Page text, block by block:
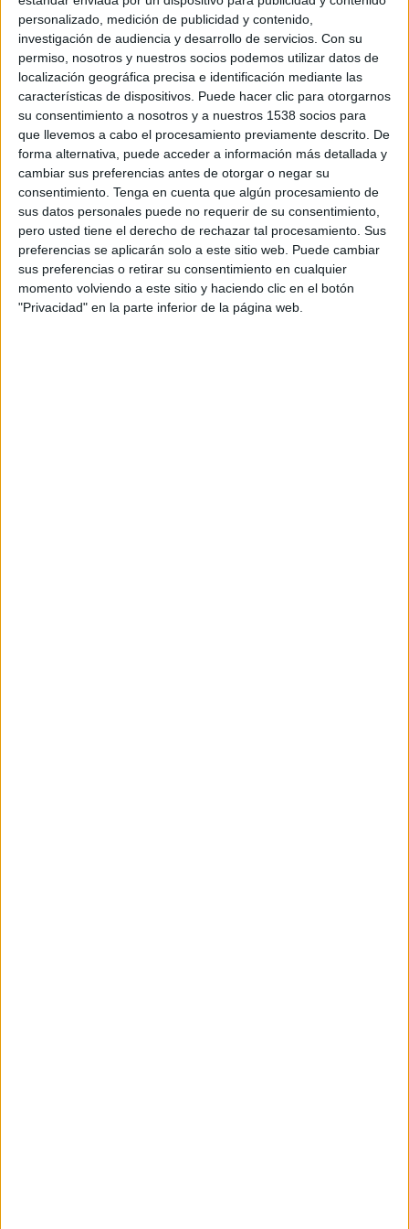
personalizado, medición de publicidad y contenido,
investigación de audiencia y desarrollo de servicios. Con su
permiso, nosotros y nuestros socios podemos utilizar datos de
localización geográfica precisa e identificación mediante las
características de dispositivos. Puede hacer clic para otorgarnos
su consentimiento a nosotros y a nuestros 1538 socios para
que llevemos a cabo el procesamiento previamente descrito. De
forma alternativa, puede acceder a información más detallada y
cambiar sus preferencias antes de otorgar o negar su
consentimiento. Tenga en cuenta que algún procesamiento de
sus datos personales puede no requerir de su consentimiento,
pero usted tiene el derecho de rechazar tal procesamiento. Sus
preferencias se aplicarán solo a este sitio web. Puede cambiar
sus preferencias o retirar su consentimiento en cualquier
momento volviendo a este sitio y haciendo clic en el botón
"Privacidad" en la parte inferior de la página web.
lanzamiento y desarrollo de este periódico digital. Desde que se puso en marcha
hace un año, lainformación.com ha superado los dos millones de usuarios únicos
al mes y recientemente la Society of News Design ha concedido al periódico el
premio ÑH a la publicación online mejor diseñada.
Tascón, también desde Dixi Media, ha puesto en marcha otras dos webs, como
practicopedia. com, dedicada a responder a preguntas de la vida diaria y
233grados.com, un blog dedicado al sector de medios en España.
TWEET
SHARE